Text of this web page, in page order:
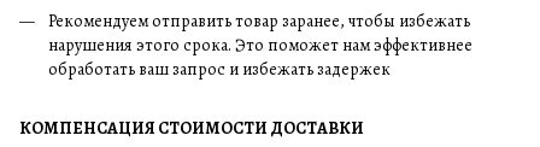
Рекомендуем отправить товар заранее, чтобы избежать
нарушения этого срока. Это поможет нам эффективнее
обработать ваш запрос и избежать задержек
КОМПЕНСАЦИЯ СТОИМОСТИ ДОСТАВКИ